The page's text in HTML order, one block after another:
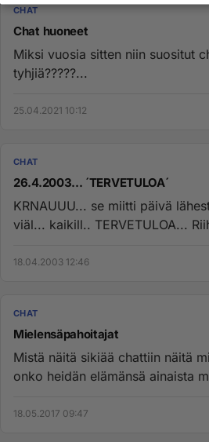
CHAT
Chat huoneet
Miksi vuosia sitten niin suositut
tyhjiä?????...
25.04.2021 10:12
CHAT
26.4.2003... ´TERVETULOA´
KRNAUUU... se miitti päivä lähestyy... muistutukseksi
viäl... kaikill.. TERVETULOA... Riihimäelle...26.4...
18.04.2003 12:46
CHAT
Mielensäpahoitajat
Mistä näitä sikiää chattiin näitä mielensäpahoittajia ,
onko heidän elämänsä ainaista mielensäpahoittamista ,
18.05.2017 09:47